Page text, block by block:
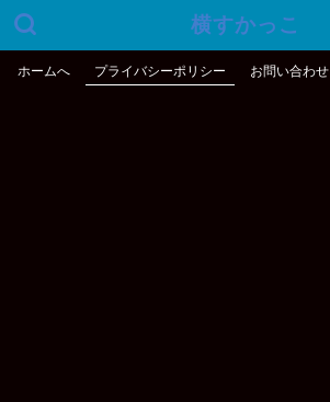
横すかっこ
ホームへ プライバシーポリシー お問い合わせ